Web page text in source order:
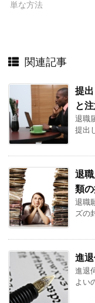
単な方法
関連記事
提
と
退職
提出
退
類
退職
ズの
進
進退
よい